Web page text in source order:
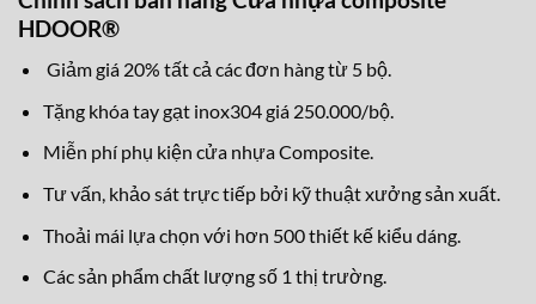
HDOOR®
Giảm giá 20% tất cả các đơn hàng từ 5 bộ.
Tặng khóa tay gạt inox304 giá 250.000/bộ.
Miễn phí phụ kiện cửa nhựa Composite.
Tư vấn, khảo sát trực tiếp bởi kỹ thuật xưởng sản xuất.
Thoải mái lựa chọn với hơn 500 thiết kế kiểu dáng.
Các sản phẩm chất lượng số 1 thị trường.